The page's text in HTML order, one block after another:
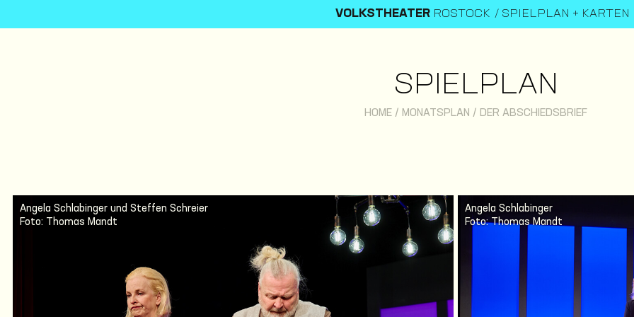
VOLKSTHEATER ROSTOCK SPIELPLAN + KARTEN
SPIELPLAN
HOME/ MONATSPLAN / DER ABSCHIEDSBRIEF
Angela Schlabinger und Steffen Schreier
Foto: Thomas Mandt
Angela Schlabinger
Foto: Thomas Mandt